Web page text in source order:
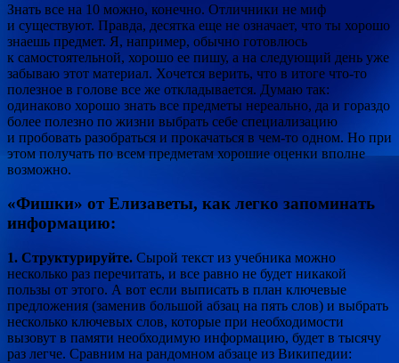
Знать все на 10 можно, конечно. Отличники не миф
и существуют. Правда, десятка еще не означает, что ты хорошо
знаешь предмет. Я, например, обычно готовлюсь
к самостоятельной, хорошо ее пишу, а на следующий день уже
забываю этот материал. Хочется верить, что в итоге что-то
полезное в голове все же откладывается. Думаю так:
одинаково хорошо знать все предметы нереально, да и гораздо
более полезно по жизни выбрать себе специализацию
и пробовать разобраться и прокачаться в чем-то одном. Но при
этом получать по всем предметам хорошие оценки вполне
возможно.
«Фишки» от Елизаветы, как легко запоминать
информацию:
1. Структурируйте. Сырой текст из учебника можно
несколько раз перечитать, и все равно не будет никакой
пользы от этого. А вот если выписать в план ключевые
предложения (заменив большой абзац на пять слов) и выбрать
несколько ключевых слов, которые при необходимости
вызовут в памяти необходимую информацию, будет в тысячу
раз легче. Сравним на рандомном абзаце из Википедии: